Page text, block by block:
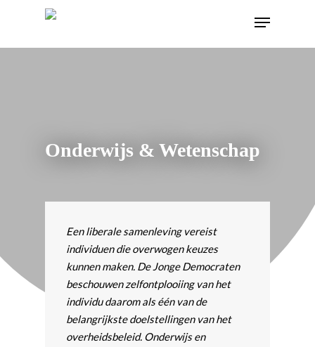
Onderwijs & Wetenschap
Een liberale samenleving vereist
individuen die overwogen keuzes
kunnen maken. De Jonge Democraten
beschouwen zelfontplooiing van het
individu daarom als één van de
belangrijkste doelstellingen van het
overheidsbeleid. Onderwijs en